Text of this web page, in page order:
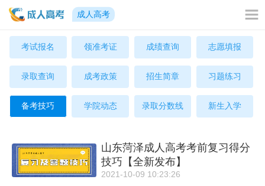
成人高考
考试报名 领准考证 成绩查询 志愿填报
录取查询 成考政策 招生简章 习题练习
备考技巧 学院动态 录取分数线 新生入学
山东菏泽成人高考考前复习得分
技巧【全新发布】
2021-10-09 10:23:26